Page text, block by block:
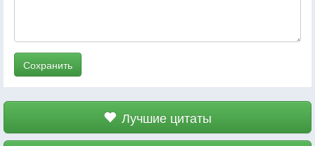
Сохранить
Лучшие цитаты